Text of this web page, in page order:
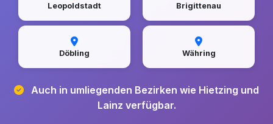
Leopoldstadt Brigittenau
Döbling Währing
Auch in umliegenden Bezirken wie Hietzing und
Lainz verfügbar.